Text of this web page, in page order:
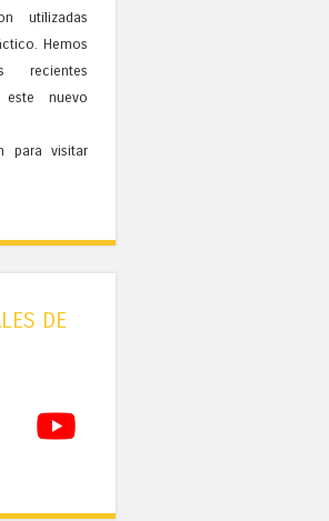
utilizadas
Hemos
recientes
este nuevo
para visitar
DE